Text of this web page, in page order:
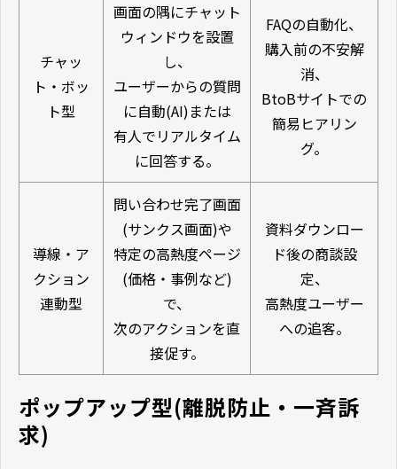
チャッ
ト・ボッ
ト型
画面の隅にチャット
ウィンドウを設置
し、
ユーザーからの質問
に自動(AI)または
有人でリアルタイム
に回答する。
FAQの自動化、
購入前の不安解
消、
BtoBサイトでの
簡易ヒアリン
グ。
導線・ア
クション
連動型
問い合わせ完了画面
(サンクス画面)や
特定の高熱度ページ
(価格・事例など)
で、
次のアクションを直
接促す。
資料ダウンロー
ド後の商談設
定、
高熱度ユーザー
への追客。
ポップアップ型(離脱防止・一斉訴
求)